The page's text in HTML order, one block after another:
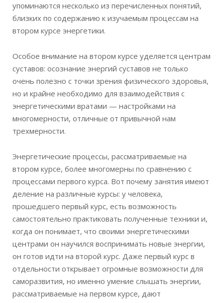
упоминаются несколько из перечисленных понятий,
близких по содержанию к изучаемым процессам на
втором курсе энергетики.
Особое внимание на втором курсе уделяется центрам
суставов: осознание энергий суставов не только
очень полезно с точки зрения физического здоровья,
но и крайне необходимо для взаимодействия с
энергетическими вратами — настройками на
многомерности, отличные от привычной нам
трехмерности.
Энергетические процессы, рассматриваемые на
втором курсе, более многомерны по сравнению с
процессами первого курса. Вот почему занятия имеют
деление на различные курсы: у человека,
прошедшего первый курс, есть возможность
самостоятельно практиковать полученные техники и,
когда он понимает, что своими энергетическими
центрами он научился воспринимать новые энергии,
он готов идти на второй курс. Даже первый курс в
отдельности открывает огромные возможности для
саморазвития, но именно умение слышать энергии,
рассматриваемые на первом курсе, дают